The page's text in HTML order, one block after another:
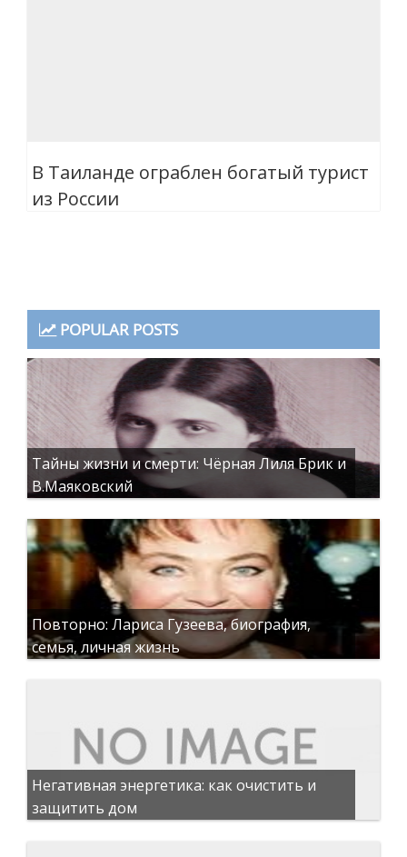
В Таиланде ограблен богатый турист
из России
POPULAR POSTS
Тайны жизни и смерти: Чёрная Лиля Брик и
В.Маяковский
Повторно: Лариса Гузеева, биография,
семья, личная жизнь
Негативная энергетика: как очистить и
защитить дом